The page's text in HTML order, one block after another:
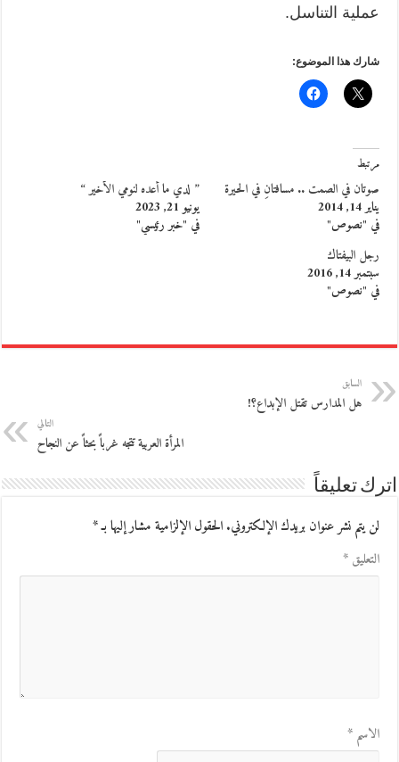
عملية التناسل.
شارك هذا الموضوع:
مرتبط
صوتان في الصمت .. مسافتانِ في الحيرة
يناير 14, 2014
في "نصوص"
” لدي ما أعده لنومي الأخير “
يونيو 21, 2023
في "خبر رئيسي"
رجل البيفتاك
سبتمبر 14, 2016
في "نصوص"
السابق
هل المدارس تقتل الإبداع؟!
التالي
المرأة العربية تتجه غرباً بحثاً عن النجاح
اترك تعليقاً
لن يتم نشر عنوان بريدك الإلكتروني.الحقول الإلزامية مشار إليها بـ*
التعليق*
الاسم*